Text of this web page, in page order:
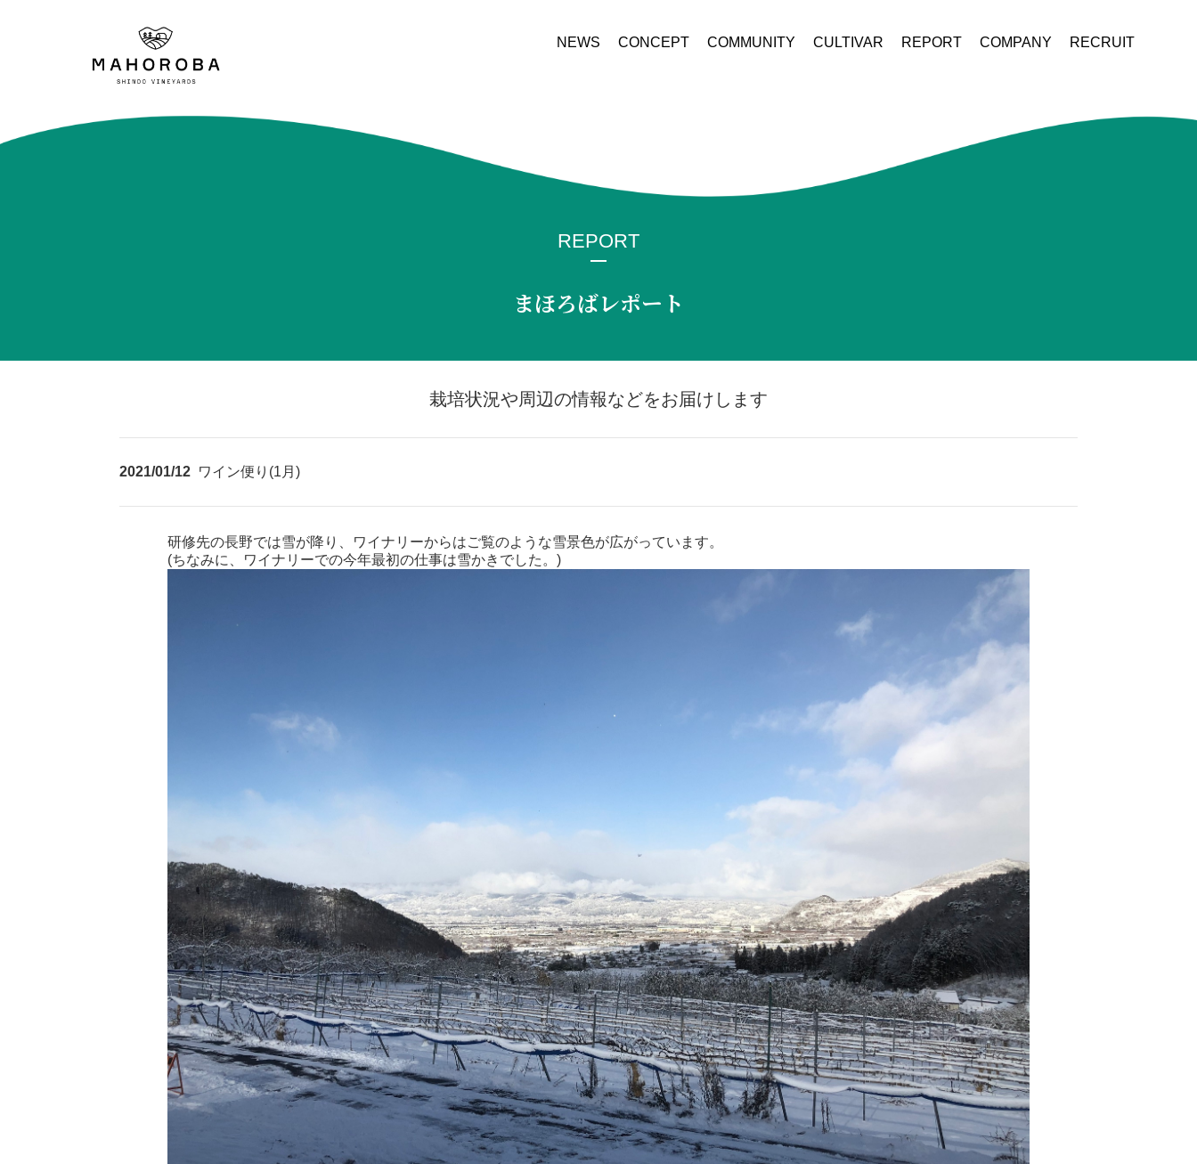
NEWS CONCEPT COMMUNITY CULTIVAR REPORT COMPANY RECRUIT
REPORT
まほろばレポート
栽培状況や周辺の情報などをお届けします
2021/01/12 ワイン便り(1月)
研修先の長野では雪が降り、ワイナリーからはご覧のような雪景色が広がっています。
(ちなみに、ワイナリーでの今年最初の仕事は雪かきでした。)